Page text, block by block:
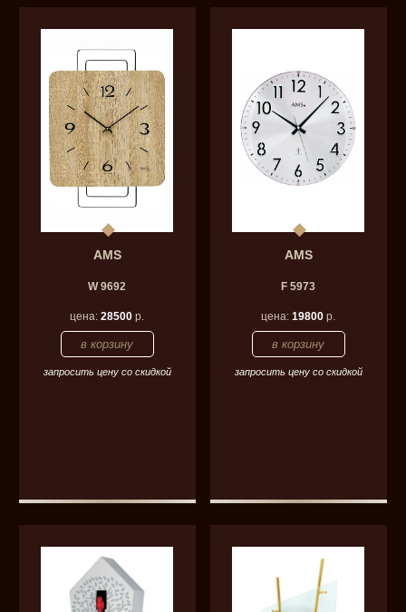
AMS
W 9692
цена:28500 р.
запросить цену со скидкой
AMS
F 5973
цена:19800 р.
запросить цену со скидкой